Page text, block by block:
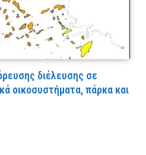
διέλευσης σε
οικοσυστήματα, πάρκα και